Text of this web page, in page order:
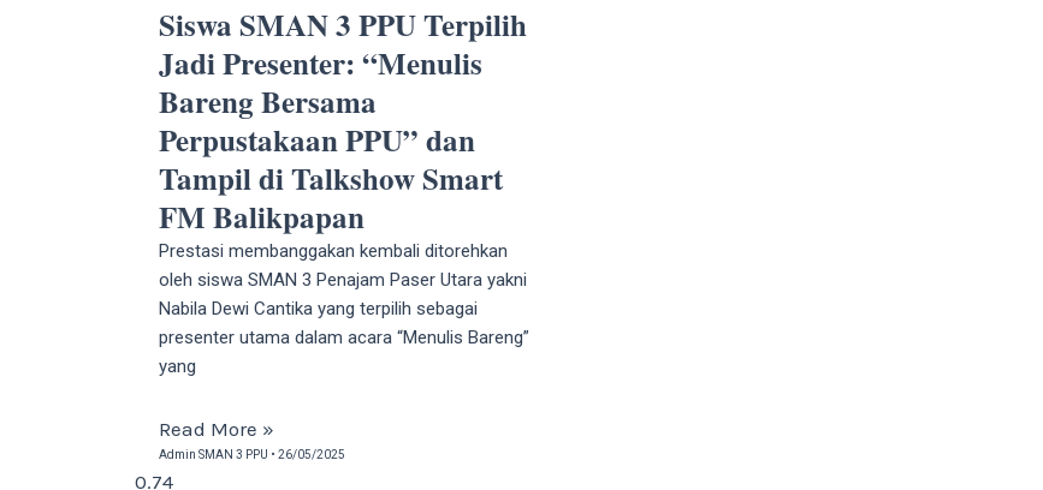
Siswa SMAN 3 PPU Terpilih
Jadi Presenter: “Menulis
Bareng Bersama
Perpustakaan PPU” dan
Tampil di Talkshow Smart
FM Balikpapan
Prestasi membanggakan kembali ditorehkan
oleh siswa SMAN 3 Penajam Paser Utara yakni
Nabila Dewi Cantika yang terpilih sebagai
presenter utama dalam acara “Menulis Bareng”
yang
Read More »
Admin SMAN 3 PPU 26/05/2025